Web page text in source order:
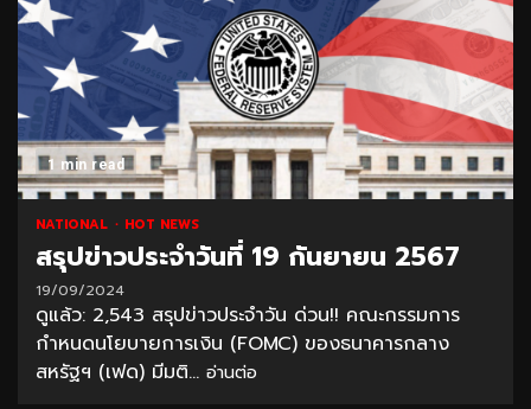
1 min read
NATIONAL HOT NEWS
สรุปข่าวประจำวันที่ 19 กันยายน 2567
19/09/2024
ดูแล้ว: 2,543 สรุปข่าวประจำวัน ด่วน!! คณะกรรมการ
กำหนดนโยบายการเงิน (FOMC) ของธนาคารกลาง
สหรัฐฯ (เฟด) มีมติ... อ่านต่อ